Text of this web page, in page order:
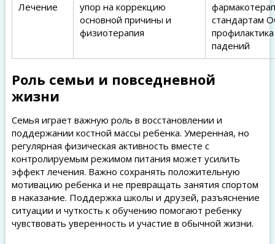
Лечение
упор на коррекцию
основной причины и
физиотерапия
стандартам
профилактика
падений
Роль семьи и повседневной
жизни
Семья играет важную роль в восстановлении и
поддержании костной массы ребенка. Умеренная, но
регулярная физическая активность вместе с
контролируемым режимом питания может усилить
эффект лечения. Важно сохранять положительную
мотивацию ребенка и не превращать занятия спортом
в наказание. Поддержка школы и друзей, разъяснение
ситуации и чуткость к обучению помогают ребенку
чувствовать уверенность и участие в обычной жизни.